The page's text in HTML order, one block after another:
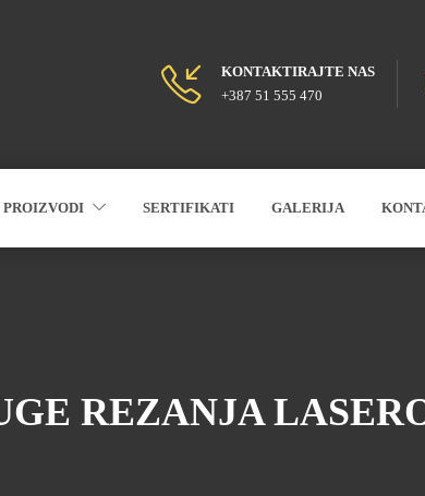
KONTAKTIRAJTE NAS
+387 51 555 470
PROIZVODI SERTIFIKATI GALERIJA
REZANJA